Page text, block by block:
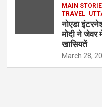
MAIN
TRAVEL
नोएडा
मोदी ने जेवर
खासियतें
March 28,